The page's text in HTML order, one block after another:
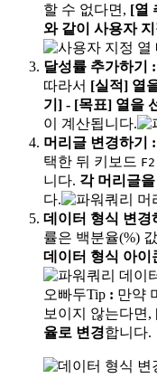
할 수 없다면, [열
와 같이 사용자
달성률 추가하기 :
따라서 [실적] 열
기] - [목표] 열을
이 계산됩니다.
머리글 변경하기
:
택한 뒤 키보드 F2
니다. 각 머리글
다.
데이터 형식 변경
률은 백분율(%)
데이터 형식 아이
오빠두Tip : 만약
보이지 않는다면,
율로 변경합니다.